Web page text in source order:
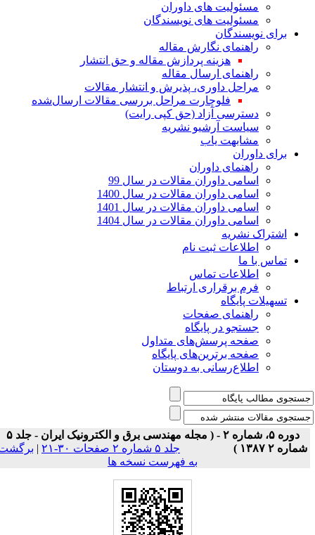
مسئولیت های داوران
مسئولیت های نویسندگان
برای نویسندگان
راهنمای نگارش مقاله
هزینه پردازش مقاله و حق انتشار
راهنمای ارسال مقاله
مراحل داوری، پذیرش و انتشار مقالات
فلوچارت مراحل بررسی مقالات ارسال‌شده
دسترسی آزاد (حق کپی رایت)
سیاست آرشیو نشریه
مشابهت یاب
برای داوران
راهنمای داوران
اسامی داوران مقالات در سال 99
اسامی داوران مقالات در سال 1400
اسامی داوران مقالات در سال 1401
اسامی داوران مقالات در سال 1404
اشتراک نشریه
اطلاعات ثبت نام
تماس با ما
اطلاعات تماس
فرم برقراری ارتباط
تسهیلات پایگاه
راهنمای صفحات
جستجو در پایگاه
صفحه پرسش‌های متداول
صفحه برترین‌های پایگاه
اطلاع‌رسانی به دوستان
دوره ۵، شماره ۲ - ( مجله مهندسی برق و الکترونیک ایران - جلد ۵
شماره ۲ ۱۳۸۷ )
جلد ۵ شماره ۲ صفحات ۳۰-۲۱ |برگشت
به فهرست نسخه ها